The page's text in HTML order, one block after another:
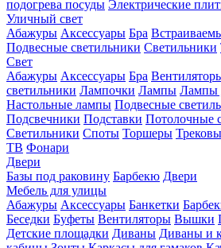
подогрева посуды Электрические
Уличный свет
Абажуры Аксессуары Бра
Подвесные светильники Светильники
Свет
Абажуры Аксессуары Бра
светильники Лампочки Лампы Лампы
Настольные лампы Подвесные
Подсвечники Подставки Потолочные
Светильники Споты Торшеры
ТВ Фонари
Двери
Базы под раковину Барбекю Двери
Мебель для улицы
Абажуры Аксессуары Банкетки
Беседки Буфеты Вентиляторы Вышки
Детские площадки Диваны Диваны и